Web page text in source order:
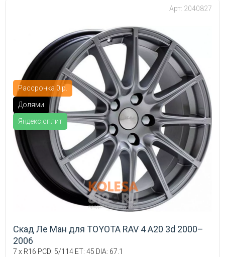
Рассрочка 0 р.
Долями
Яндекс.сплит
Арт: 2040827
Скад Ле Ман для TOYOTA RAV 4 A20 3d 2000–
2006
7 x R16 PCD: 5/114 ET: 45 DIA: 67.1